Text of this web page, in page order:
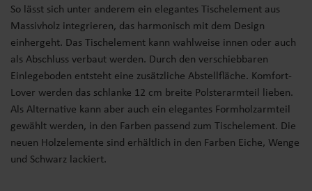
So lässt sich unter anderem ein elegantes Tischelement aus
Massivholz integrieren, das harmonisch mit dem Design
einhergeht. Das Tischelement kann wahlweise innen oder auch
als Abschluss verbaut werden. Durch den verschiebbaren
Einlegeboden entsteht eine zusätzliche Abstellfläche. Komfort-
Lover werden das schlanke 12 cm breite Polsterarmteil lieben.
Als Alternative kann aber auch ein elegantes Formholzarmteil
gewählt werden, in den Farben passend zum Tischelement. Die
neuen Holzelemente sind erhältlich in den Farben Eiche, Wenge
und Schwarz lackiert.